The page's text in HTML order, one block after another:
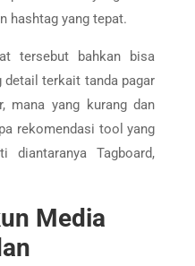
hashtag yang tepat.
tersebut bahkan bisa
terkait tanda pagar
mana yang kurang dan
rekomendasi tool yang
diantaranya Tagboard,
Media